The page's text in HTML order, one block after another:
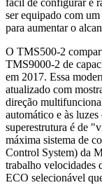
fácil de configurar e
ser equipado com
para aumentar o
O TMS500-2
TMS9000-2 de
em 2017. Essa
atualizado com
direção
automático e às
superestrutura é de
máxima sistema de
Control System) da
trabalho velocidades
ECO selecionável